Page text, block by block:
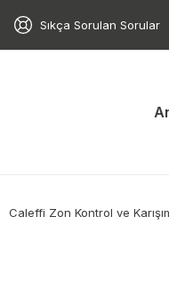
Sıkça Sorulan Sorular
Caleffi Zon Kontrol ve